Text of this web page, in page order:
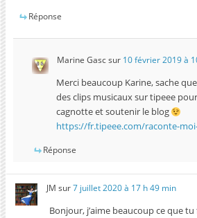
Réponse
Marine Gascsur 10 février 2019 à
Merci beaucoup Karine, sache
des clips musicaux sur tipeee
cagnotte et soutenir le blog
https://fr.tipeee.com/raconte-
Réponse
JM sur7 juillet 2020 à 17 h 49 min
Bonjour, j’aime beaucoup ce que